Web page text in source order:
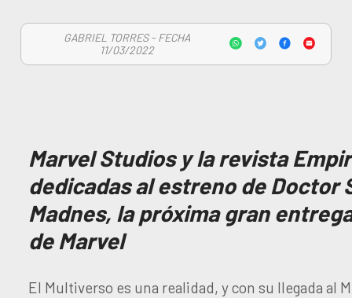
GABRIEL TORRES - FECHA
11/03/2022
Marvel Studios y la revista
dedicadas al estreno de
Madnes, la próxima gran
de Marvel
El Multiverso es una realidad, y con su llegada al